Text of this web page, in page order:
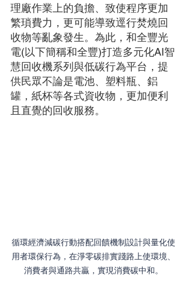
理廠作業上的負擔、致使程序更加
繁瑣費力，更可能導致逕行焚燒回
收物等亂象發生。為此，和全豐光
電(以下簡稱和全豐)打造多元化AI智
慧回收機系列與低碳行為平台，提
供民眾不論是電池、塑料瓶、鋁
罐，紙杯等各式資收物，更加便利
且直覺的回收服務。
循環經濟減碳行動搭配回饋機制設計與量化使
用者環保行為，在淨零碳排實踐路上使環境、
消費者與通路共贏，實現消費碳中和。